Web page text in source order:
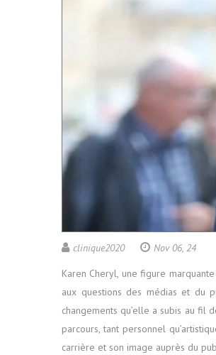
clinique2020
Nov 06, 24
Karen Cheryl, une figure
aux questions des médias et du
changements qu’elle a subis au fil
parcours, tant personnel
carrière et son image auprès du